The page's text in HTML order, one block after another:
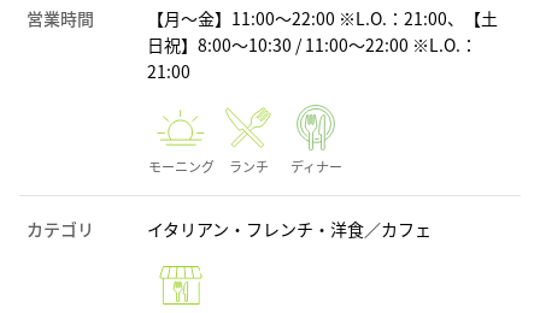
営業時間
【月～金】11:00～22:00 ※L.O.：21:00、【土
日祝】8:00～10:30 / 11:00～22:00 ※L.O.：
21:00
モーニング ランチ ディナー
カテゴリ イタリアン・フレンチ・洋食／カフェ